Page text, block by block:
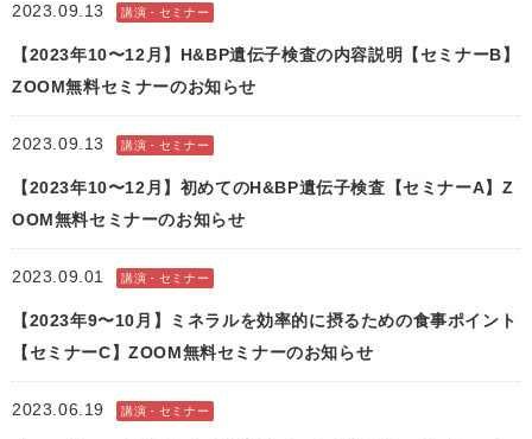
2023.09.13 講演・セミナー
【2023年10〜12月】H&BP遺伝子検査の内容説明【セミナーB】
ZOOM無料セミナーのお知らせ
2023.09.13 講演・セミナー
【2023年10〜12月】初めてのH&BP遺伝子検査【セミナーA】Z
OOM無料セミナーのお知らせ
2023.09.01 講演・セミナー
【2023年9〜10月】ミネラルを効率的に摂るための食事ポイント
【セミナーC】ZOOM無料セミナーのお知らせ
2023.06.19 講演・セミナー